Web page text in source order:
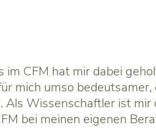
im CFM hat mir dabei
mich umso
Als Wissenschaftler ist
bei meinen eigenen